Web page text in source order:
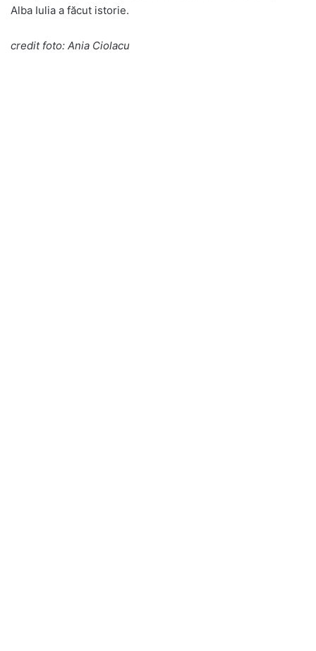
Alba Iulia a făcut istorie.
credit foto: Ania Ciolacu